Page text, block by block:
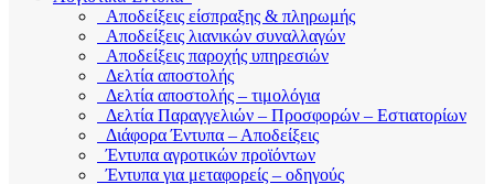
Αποδείξεις είσπραξης & πληρωμής
Αποδείξεις λιανικών συναλλαγών
Αποδείξεις παροχής υπηρεσιών
Δελτία αποστολής
Δελτία αποστολής – τιμολόγια
Δελτία Παραγγελιών – Προσφορών – Εστιατορίων
Διάφορα Έντυπα – Αποδείξεις
Έντυπα αγροτικών προϊόντων
Έντυπα για μεταφορείς – οδηγούς